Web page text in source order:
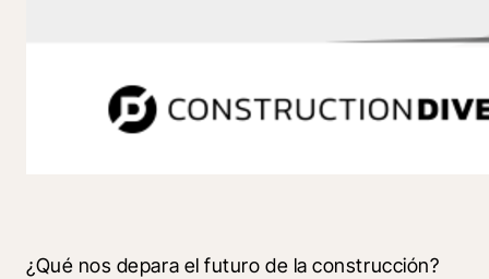
¿Qué nos depara el futuro de la construcción?